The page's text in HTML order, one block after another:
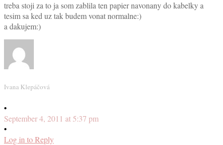
treba stoji za to ja som zablila ten papier navonany do kabelky a
tesim sa ked uz tak budem vonat normalne:)
a dakujem:)
Ivana Klepáčová
•
September 4, 2011 at 5:37 pm
•
Log in to Reply